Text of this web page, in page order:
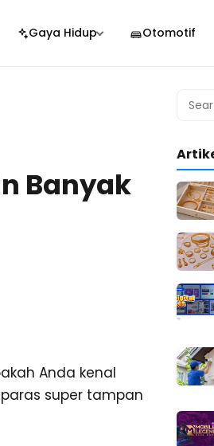
Gaya Hidup Otomotif
Banyak
Anda kenal
super tampan